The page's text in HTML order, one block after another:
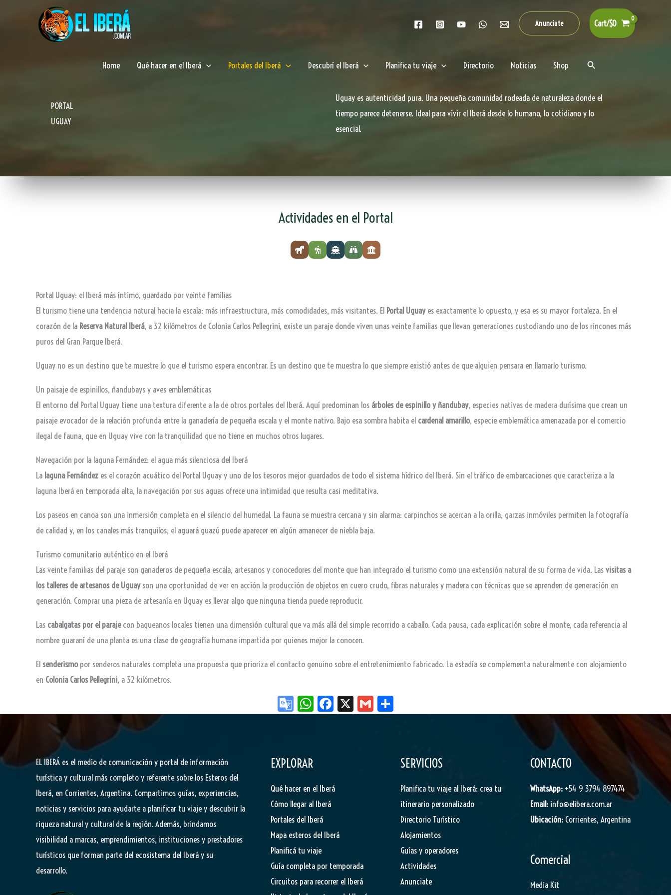
Anunciate Cart/$0
Home Qué hacer en el Iberá Portales del Iberá Descubrí el Iberá Planifica tu viaje Directorio Noticias Shop Buscar
PORTAL
UGUAY
Uguay es autenticidad pura. Una pequeña comunidad rodeada de naturaleza donde el
tiempo parece detenerse. Ideal para vivir el Iberá desde lo humano, lo cotidiano y lo
esencial.
Actividades en el Portal
Portal Uguay: el Iberá más íntimo, guardado por veinte familias
El turismo tiene una tendencia natural hacia la escala: más infraestructura, más comodidades, más visitantes. El Portal Uguayes exactamente lo opuesto, y esa es su mayor fortaleza. En el
corazón de la Reserva Natural Iberá, a 32 kilómetros de Colonia Carlos Pellegrini, existe un paraje donde viven unas veinte familias que llevan generaciones custodiando uno de los rincones más
puros del Gran Parque Iberá.
Uguay no es un destino que te muestre lo que el turismo espera encontrar. Es un destino que te muestra lo que siempre existió antes de que alguien pensara en llamarlo turismo.
Un paisaje de espinillos, ñandubays y aves emblemáticas
El entorno del Portal Uguay tiene una textura diferente a la de otros portales del Iberá. Aquí predominan los árboles de espinillo y ñandubay, especies nativas de madera durísima que crean un
paisaje evocador de la relación profunda entre la ganadería de pequeña escala y el monte nativo. Bajo esa sombra habita el cardenal amarillo, especie emblemática amenazada por el comercio
ilegal de fauna, que en Uguay vive con la tranquilidad que no tiene en muchos otros lugares.
Navegación por la laguna Fernández: el agua más silenciosa del Iberá
La laguna Fernández es el corazón acuático del Portal Uguay y uno de los tesoros mejor guardados de todo el sistema hídrico del Iberá. Sin el tráfico de embarcaciones que caracteriza a la
laguna Iberá en temporada alta, la navegación por sus aguas ofrece una intimidad que resulta casi meditativa.
Los paseos en canoa son una inmersión completa en el silencio del humedal. La fauna se muestra cercana y sin alarma: carpinchos se acercan a la orilla, garzas inmóviles permiten la fotografía
de calidad y, en los canales más tranquilos, el aguará guazú puede aparecer en algún amanecer de niebla baja.
Turismo comunitario auténtico en el Iberá
Las veinte familias del paraje son ganaderos de pequeña escala, artesanos y conocedores del monte que han integrado el turismo como una extensión natural de su forma de vida. Lasvisitas a
los talleres de artesanos de Uguayson una oportunidad de ver en acción la producción de objetos en cuero crudo, fibras naturales y madera con técnicas que se aprenden de generación en
generación. Comprar una pieza de artesanía en Uguay es llevar algo que ninguna tienda puede reproducir.
Las cabalgatas por el parajecon baqueanos locales tienen una dimensión cultural que va más allá del simple recorrido a caballo. Cada pausa, cada explicación sobre el monte, cada referencia al
nombre guaraní de una planta es una clase de geografía humana impartida por quienes mejor la conocen.
El senderismopor senderos naturales completa una propuesta que prioriza el contacto genuino sobre el entretenimiento fabricado. La estadía se complementa naturalmente con alojamiento
en Colonia Carlos Pellegrini, a 32 kilómetros.
Go
og
an
sla
te
W
ha
Fa
ce
X
G
m ar
EL IBERÁ es el medio de comunicación y portal de información
turística y cultural más completo y referente sobre los Esteros del
Iberá, en Corrientes, Argentina. Compartimos guías, experiencias,
noticias y servicios para ayudarte a planificar tu viaje y descubrir la
riqueza natural y cultural de la región. Además, brindamos
visibilidad a marcas, emprendimientos, instituciones y prestadores
turísticos que forman parte del ecosistema del Iberá y su
desarrollo.
EXPLORAR
Qué hacer en el Iberá
Cómo llegar al Iberá
Portales del Iberá
Mapa esteros del Iberá
Planificá tu viaje
Guía completa por temporada
Circuitos para recorrer el Iberá
SERVICIOS
Planifica tu viaje al Iberá: crea tu
itinerario personalizado
Directorio Turístico
Alojamientos
Guías y operadores
Actividades
Anunciate
CONTACTO
WhatsApp: +54 9 3794 897474
Email: info@elibera.com.ar
Ubicación: Corrientes, Argentina
Comercial
Media Kit